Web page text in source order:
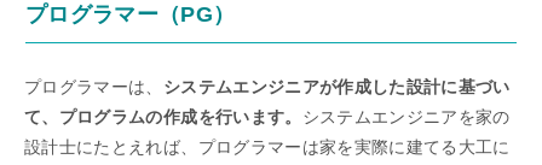
プログラマー（PG）
プログラマーは、 システムエンジニアが作成した設計に基づい
て、プログラムの作成を行います。 システムエンジニアを家の
設計士にたとえれば、プログラマーは家を実際に建てる大工に